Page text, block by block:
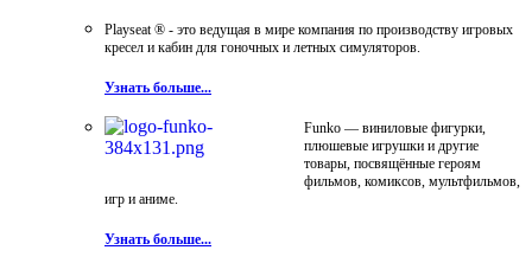
Playseat ® - это ведущая в мире компания по производству игровых
кресел и кабин для гоночных и летных симуляторов.
Узнать больше...
Funko — виниловые фигурки,
плюшевые игрушки и другие
товары, посвящённые героям
фильмов, комиксов, мультфильмов,
игр и аниме.
Узнать больше...